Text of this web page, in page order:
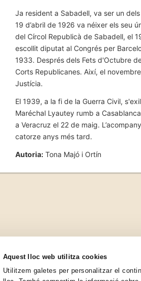
Aquest lloc web utilitza cookies
Utilitzem galetes per personalitzar el
Ja resident a Sabadell, va ser un
19 d’abril de 1926 va néixer els seu
del Círcol Republicà de Sabadell, el
escollit diputat al Congrés per
1933. Després dels Fets d'Octubre
Corts Republicanes. Així, el
Justícia.
El 1939, a la fi de la Guerra Civil,
Maréchal Lyautey rumb a
a Veracruz el 22 de maig.
catorze anys més tard.
Autoria: Tona Majó i Ortín